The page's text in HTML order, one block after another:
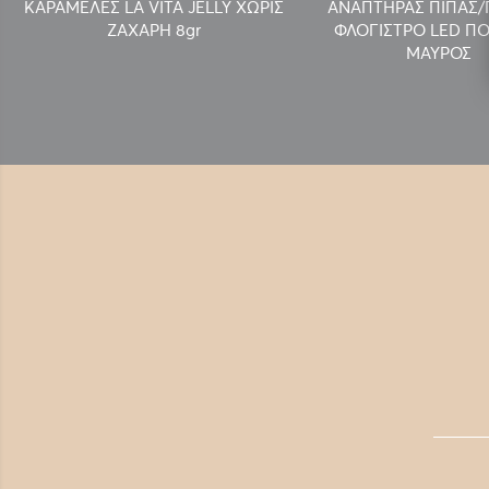
ΚΑΡΑΜΕΛΕΣ LA VITA JELLY ΧΩΡΙΣ
ΖΑΧΑΡΗ 8gr
ΑΝΑΠΤΗΡΑΣ ΠΙΠΑΣ/
ΦΛΟΓΙΣΤΡΟ LED
ΜΑΥΡΟΣ